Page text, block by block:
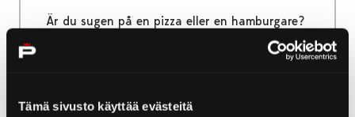
Tämä sivusto käyttää evästeitä
Är du sugen på en pizza eller en hamburgare?
Eller kanske vill du äta middag i ett vackert